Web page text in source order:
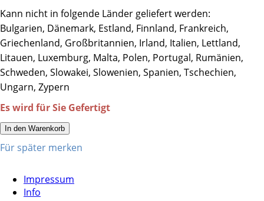
Kann nicht in folgende Länder geliefert werden:
Bulgarien, Dänemark, Estland, Finnland, Frankreich,
Griechenland, Großbritannien, Irland, Italien, Lettland,
Litauen, Luxemburg, Malta, Polen, Portugal, Rumänien,
Schweden, Slowakei, Slowenien, Spanien, Tschechien,
Ungarn, Zypern
Es wird für Sie Gefertigt
In den Warenkorb
Für später merken
Impressum
Info